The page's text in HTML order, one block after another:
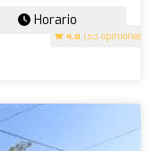
4.8 (53 opiniones)
Horario